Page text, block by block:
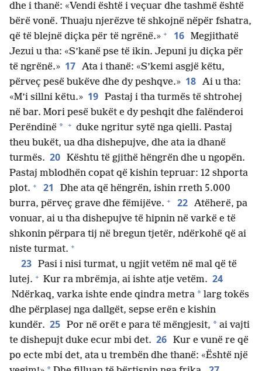
dhe i thanë: «Vendi është i veçuar dhe tashmë është
bërë vonë. Thuaju njerëzve të shkojnë nëpër fshatra,
që të blejnë diçka për të ngrënë.» + 16 Megjithatë
Jezui u tha: «S’kanë pse të ikin. Jepuni ju diçka për
të ngrënë.» 17 Ata i thanë: «S’kemi asgjë këtu,
përveç pesë bukëve dhe dy peshqve.» 18 Ai u tha:
«M’i sillni këtu.» 19 Pastaj i tha turmës të shtrohej
në bar. Mori pesë bukët e dy peshqit dhe falënderoi
Perëndinë * + duke ngritur sytë nga qielli. Pastaj
theu bukët, ua dha dishepujve, dhe ata ia dhanë
turmës. 20 Kështu të gjithë hëngrën dhe u ngopën.
Pastaj mblodhën copat që kishin tepruar: 12 shporta
plot. + 21
Dhe ata që hëngrën, ishin rreth 5.000
burra, përveç grave dhe fëmijëve. + 22 Atëherë, pa
vonuar, ai u tha dishepujve të hipnin në varkë e të
shkonin përpara tij në bregun tjetër, ndërkohë që ai
niste turmat. +
23 Pasi i nisi turmat, u ngjit vetëm në mal që të
lutej. + Kur ra mbrëmja, ai ishte atje vetëm. 24
Ndërkaq, varka ishte ende qindra metra * larg tokës
dhe përplasej nga dallgët, sepse erën e kishin
kundër. 25 Por në orët e para të mëngjesit, * ai vajti
te dishepujt duke ecur mbi det. 26 Kur e vunë re që
po ecte mbi det, ata u trembën dhe thanë: «Është një